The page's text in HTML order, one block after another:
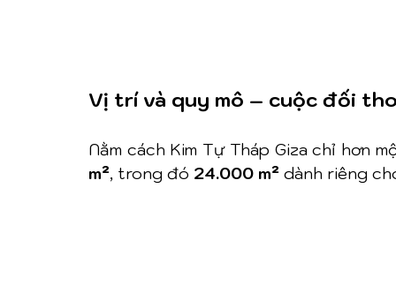
Vị trí và quy mô – cuộc đối
Nằm cách Kim Tự Tháp Giza chỉ hơn
m², trong đó 24.000 m² dành riêng